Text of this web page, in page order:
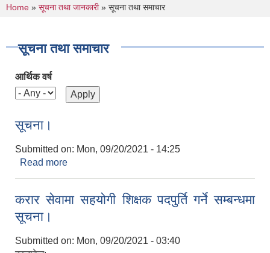
You are here
Home » सूचना तथा जानकारी» सूचना तथा समाचार
सूचना तथा समाचार
आर्थिक वर्ष
सूचना।
Submitted on: Mon, 09/20/2021 - 14:25
Read more
करार सेवामा सहयोगी शिक्षक पदपुर्ति गर्ने सम्बन्धमा
सूचना।
Submitted on: Mon, 09/20/2021 - 03:40